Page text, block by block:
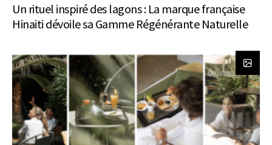
Un rituel inspiré des lagons : La marque française
Hinaiti dévoile sa Gamme Régénérante Naturelle